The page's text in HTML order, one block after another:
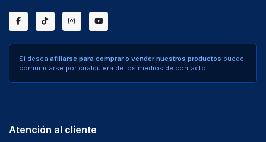
Si desea afiliarse para comprar o vender nuestros productos puede
comunicarse por cualquiera de los medios de contacto.
Atención al cliente